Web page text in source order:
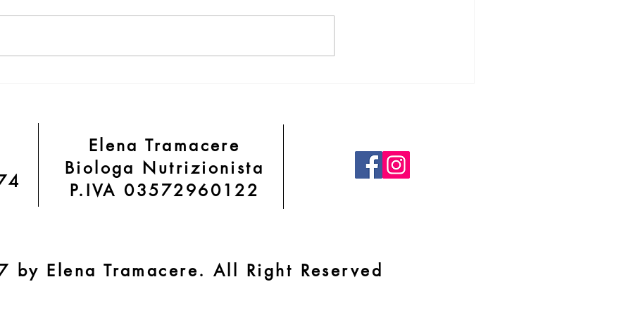
Elena Tramacere
Biologa Nutrizionista
P.IVA 03572960122
by Elena Tramacere. All Right Reserved